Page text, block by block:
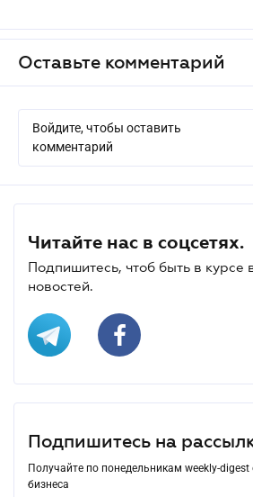
Оставьте комментарий
Войдите, чтобы оставить
комментарий
Читайте нас в соцсетях.
Подпишитесь, чтоб быть в курсе
новостей.
Подпишитесь на
Получайте по понедельникам weekly-
бизнеса